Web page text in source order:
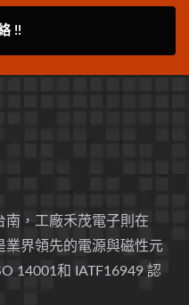
!!
南，工廠禾茂電子則在
業界領先的電源與磁性元
14001和 IATF16949 認